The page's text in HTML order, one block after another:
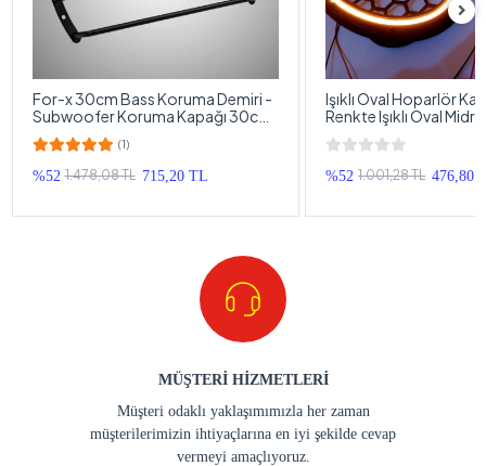
For-x 30cm Bass Koruma Demiri -
Subwoofer Koruma Kapağı 30cm
- 1 Adet
(1)
%52 1.478,08 TL 715,20 TL
Işıklı Oval Hoparlör
Renkte Işıklı Oval
1 Takım
%52 1.001,28 TL 476,80
MÜŞTERİ HİZMETLERİ
Müşteri odaklı yaklaşımımızla her zaman
müşterilerimizin ihtiyaçlarına en iyi şekilde cevap
vermeyi amaçlıyoruz.